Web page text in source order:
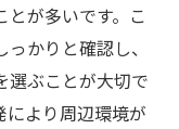
立案
携
項設定
が多いです。こ
かりと確認し、
選ぶことが大切で
により周辺環境が